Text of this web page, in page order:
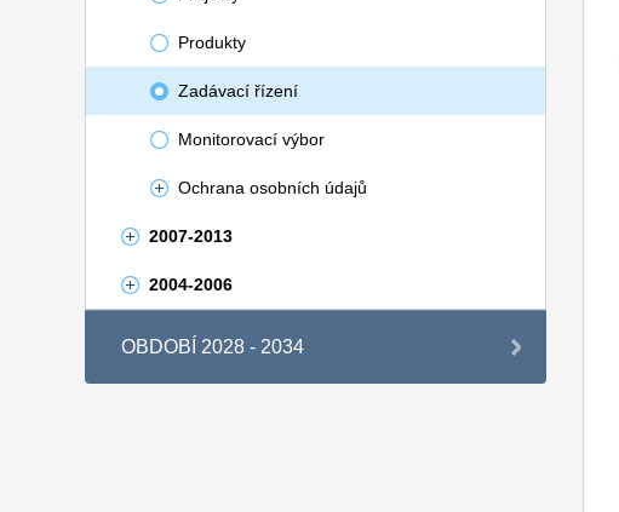
Produkty
Zadávací řízení
Monitorovací výbor
Ochrana osobních údajů
2007-2013
2004-2006
OBDOBÍ 2028 - 2034